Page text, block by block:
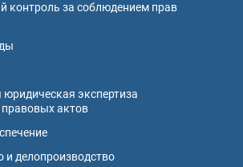
контроль за соблюдением прав
юридическая экспертиза
актов
и делопроизводство